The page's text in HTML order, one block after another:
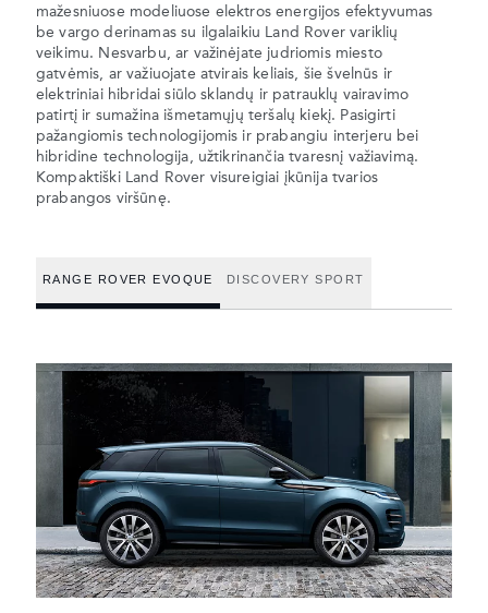
mažesniuose modeliuose elektros energijos efektyvumas
be vargo derinamas su ilgalaikiu Land Rover variklių
veikimu. Nesvarbu, ar važinėjate judriomis miesto
gatvėmis, ar važiuojate atvirais keliais, šie švelnūs ir
elektriniai hibridai siūlo sklandų ir patrauklų vairavimo
patirtį ir sumažina išmetamųjų teršalų kiekį. Pasigirti
pažangiomis technologijomis ir prabangiu interjeru bei
hibridine technologija, užtikrinančia tvaresnį važiavimą.
Kompaktiški Land Rover visureigiai įkūnija tvarios
prabangos viršūnę.
RANGE ROVER EVOQUE DISCOVERY SPORT